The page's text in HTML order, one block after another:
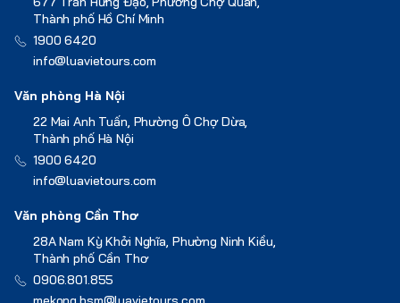
Thành phố Hồ Chí Minh
1900 6420
info@luavietours.com
Văn phòng Hà Nội
22 Mai Anh Tuấn, Phường Ô Chợ Dừa,
Thành phố Hà Nội
1900 6420
info@luavietours.com
Văn phòng Cần Thơ
28A Nam Kỳ Khởi Nghĩa, Phường Ninh Kiều,
Thành phố Cần Thơ
0906.801.855